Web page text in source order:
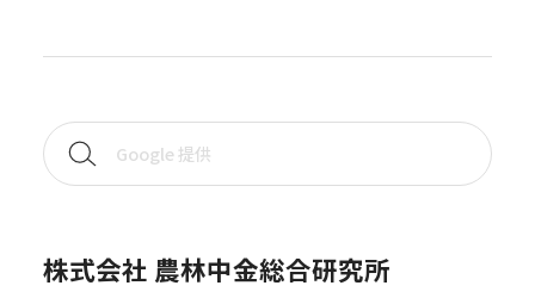
株式会社 農林中金総合研究所